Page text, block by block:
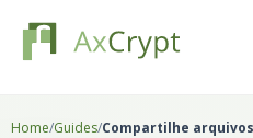
Descarregar
Home/Guides/Compartilhe